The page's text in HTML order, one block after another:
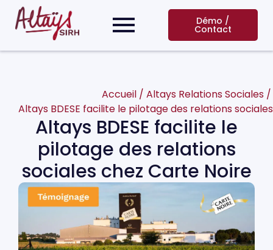
Démo /
Contact
Accueil / Altays Relations Sociales /
Altays BDESE facilite le pilotage des relations
Altays BDESE facilite le
pilotage des relations
sociales chez Carte Noire